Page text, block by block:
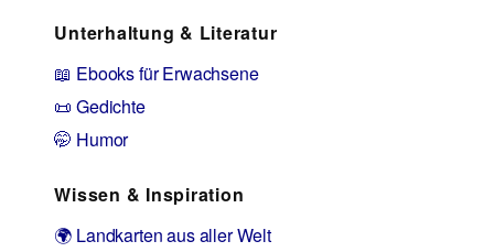
Unterhaltung & Literatur
📖 Ebooks für Erwachsene
📜 Gedichte
🤭 Humor
Wissen & Inspiration
🌍 Landkarten aus aller Welt